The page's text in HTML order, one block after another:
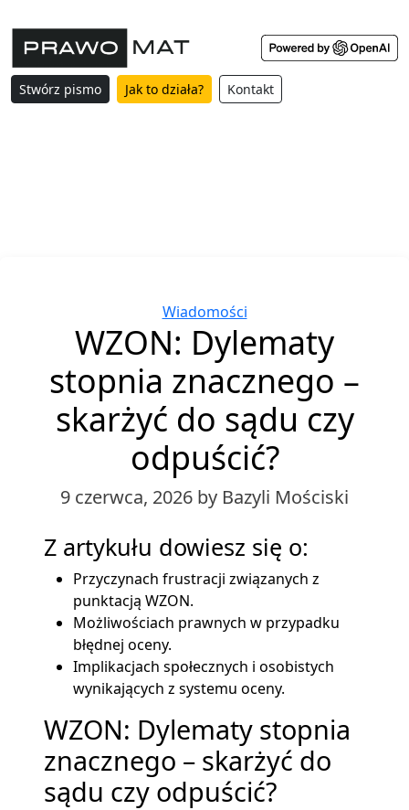
Stwórz pismo Jak to działa? Kontakt
Categories
Wiadomości
WZON: Dylematy
stopnia znacznego –
skarżyć do sądu czy
odpuścić?
9 czerwca, 2026 by Bazyli Mościski
Z artykułu dowiesz się o:
Przyczynach frustracji związanych z
punktacją WZON.
Możliwościach prawnych w przypadku
błędnej oceny.
Implikacjach społecznych i osobistych
wynikających z systemu oceny.
WZON: Dylematy stopnia
znacznego – skarżyć do
sądu czy odpuścić?